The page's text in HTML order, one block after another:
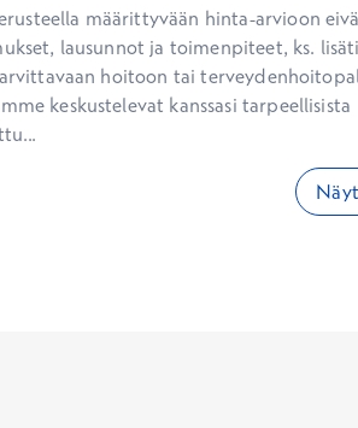
määrittyvään hinta-arvioon
lausunnot ja toimenpiteet, ks.
hoitoon tai
keskustelevat kanssasi tarpeellisista